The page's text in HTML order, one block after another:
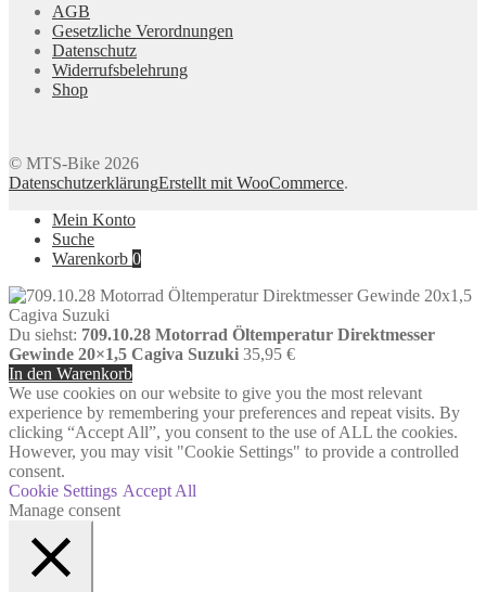
AGB
Gesetzliche Verordnungen
Datenschutz
Widerrufsbelehrung
Shop
© MTS-Bike 2026
DatenschutzerklärungErstellt mit WooCommerce.
Mein Konto
Suche
Warenkorb 0
Du siehst: 709.10.28 Motorrad Öltemperatur Direktmesser
Gewinde 20×1,5 Cagiva Suzuki 35,95 €
In den Warenkorb
We use cookies on our website to give you the most relevant
experience by remembering your preferences and repeat visits. By
clicking “Accept All”, you consent to the use of ALL the cookies.
However, you may visit "Cookie Settings" to provide a controlled
consent.
Cookie Settings Accept All
Manage consent